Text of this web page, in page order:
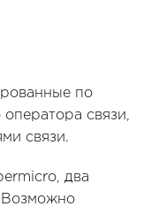
по
связи,
связи.
два
Возможно